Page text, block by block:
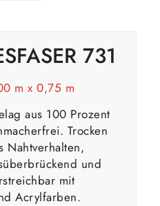
731
m x 0,75 m
aus 100 Prozent
Trocken
Nahtverhalten,
und
mit
Acrylfarben.